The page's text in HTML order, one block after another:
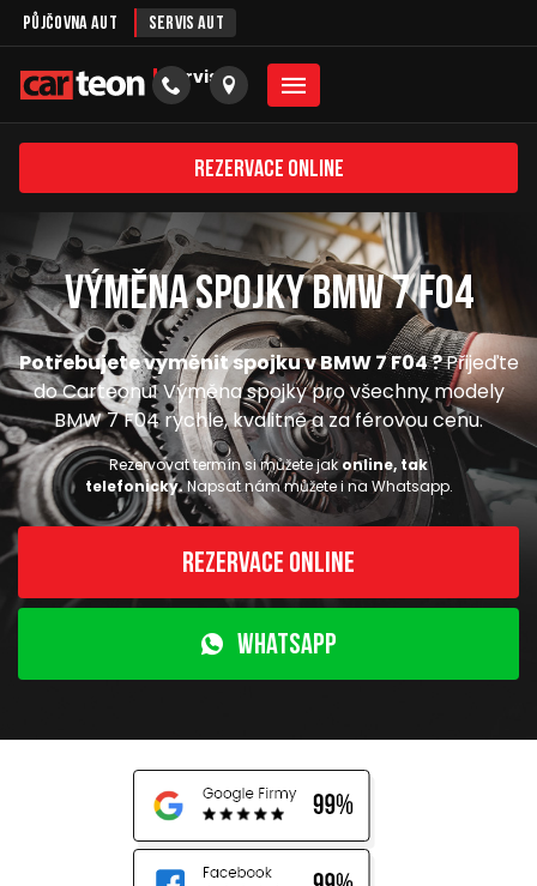
Půjčovna aut Servis aut
servis
Rezervace online
Výměna spojky BMW 7 F04
Potřebujete vyměnit spojku v BMW 7 F04 ?Přijeďte
do Carteonu! Výměna spojky pro všechny modely
BMW 7 F04 rychle, kvalitně a za férovou cenu.
Rezervovat termín si můžete jakonline, tak
telefonicky.Napsat nám můžete i na Whatsapp.
Rezervace online
WhatsApp